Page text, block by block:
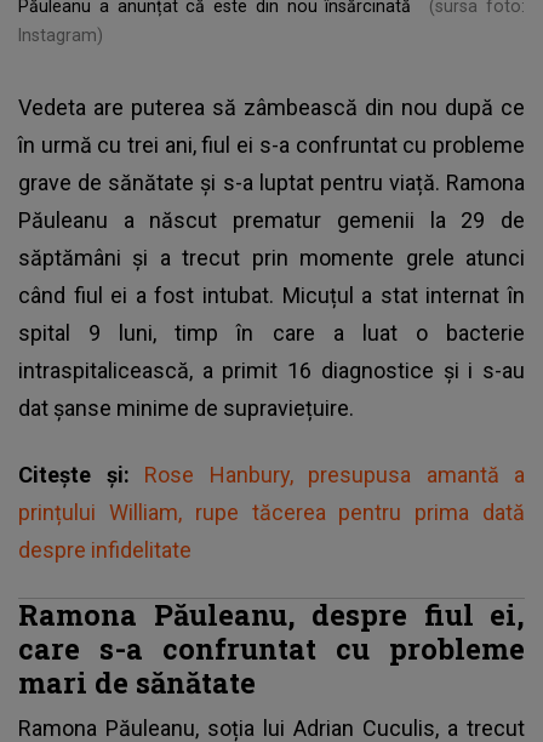
Păuleanu a anunțat că este din nou însărcinată
(sursa foto:
Instagram)
Vedeta are puterea să zâmbească din nou după ce
în urmă cu trei ani, fiul ei s-a confruntat cu probleme
grave de sănătate și s-a luptat pentru viață. Ramona
Păuleanu a născut prematur gemenii la 29 de
săptămâni și a trecut prin momente grele atunci
când fiul ei a fost intubat. Micuțul a stat internat în
spital 9 luni, timp în care a luat o bacterie
intraspitalicească, a primit 16 diagnostice și i s-au
dat șanse minime de supraviețuire.
Citește și: Rose Hanbury, presupusa amantă a
prințului William, rupe tăcerea pentru prima dată
despre infidelitate
Ramona Păuleanu, despre fiul ei,
care s-a confruntat cu probleme
mari de sănătate
Ramona Păuleanu, soția lui Adrian Cuculis, a trecut